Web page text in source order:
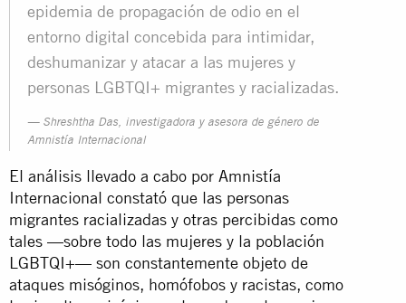
epidemia de propagación de odio en el
entorno digital concebida para intimidar,
deshumanizar y atacar a las mujeres y
personas LGBTQI+ migrantes y racializadas.
Shreshtha Das, investigadora y asesora de género de
Amnistía Internacional
El análisis llevado a cabo por Amnistía
Internacional constató que las personas
migrantes racializadas y otras percibidas como
tales —sobre todo las mujeres y la población
LGBTQI+— son constantemente objeto de
ataques misóginos, homófobos y racistas, como